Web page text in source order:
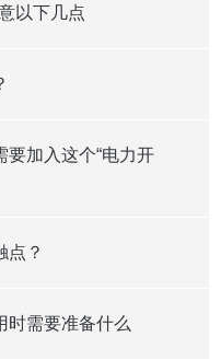
以下几点
加入这个“电力开
点？
时需要准备什么